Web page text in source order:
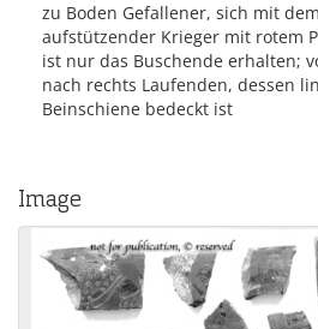
zu Boden Gefallener, sich mit
aufstützender Krieger mit rotem
ist nur das Buschende erhalten;
nach rechts Laufenden, dessen
Beinschiene bedeckt ist
Image